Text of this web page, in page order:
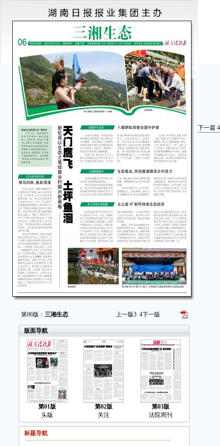
第06版： 三湘生态 上一版3 4下一版
版面导航
第01版
头版
第02版
关注
第03版
法院周刊
标题导航
下一篇 4